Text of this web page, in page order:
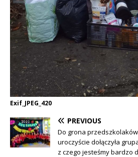
Exif_JPEG_420
PREVIOUS
Do grona
uroczyście dołączyła
z czego jesteśmy bardzo